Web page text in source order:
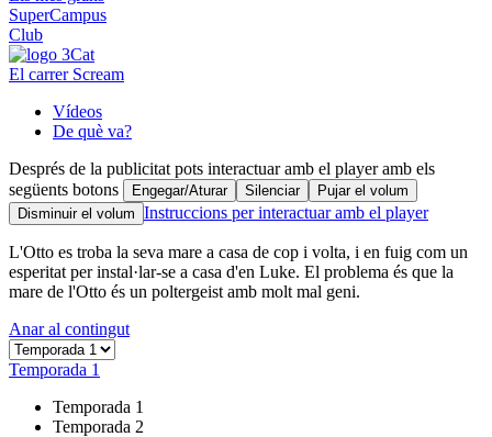
SuperCampus
Club
El carrer Scream
Vídeos
De què va?
Després de la publicitat pots interactuar amb el player amb els
següents botons
Engegar/Aturar Silenciar
Pujar el volum
Disminuir el volum Instruccions per interactuar amb el player
L'Otto es troba la seva mare a casa de cop i volta, i en fuig com un
esperitat per instal·lar-se a casa d'en Luke. El problema és que la
mare de l'Otto és un poltergeist amb molt mal geni.
Anar al contingut
Temporada 1
Temporada 1
Temporada 2